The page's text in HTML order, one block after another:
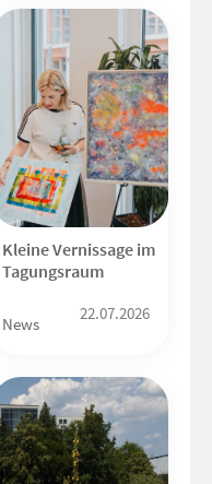
Kleine Vernissage im
Tagungsraum
News
22.07.2026